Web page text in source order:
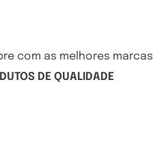
com as melhores marcas
DE QUALIDADE